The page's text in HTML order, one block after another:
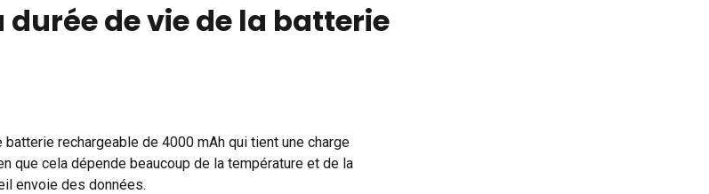
durée de vie de la batterie
rechargeable de 4000 mAh qui tient une charge
que cela dépende beaucoup de la température et de la
envoie des données.